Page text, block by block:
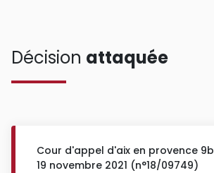
Décision attaquée
Cour d'appel d'aix en provence 9b
19 novembre 2021 (n°18/09749)